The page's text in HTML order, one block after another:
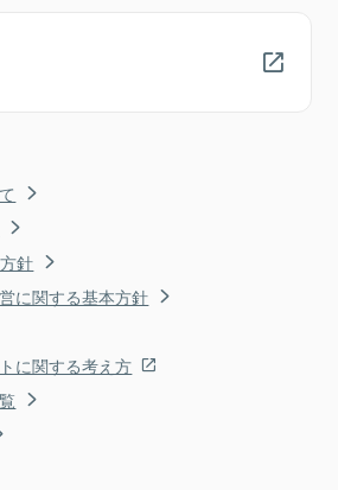
針
に関する基本方針
に関する考え方